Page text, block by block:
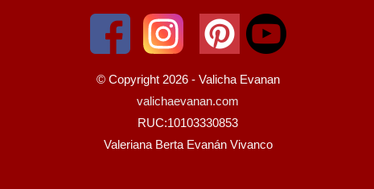
© Copyright 2026 - Valicha Evanan
valichaevanan.com
RUC:10103330853
Valeriana Berta Evanán Vivanco